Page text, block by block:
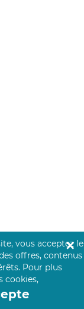
est cryptée
auprès de la
vous acceptez le
offres, contenus
Pour plus
cookies,
✕